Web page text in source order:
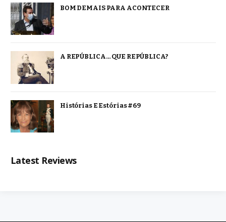
BOM DEMAIS PARA ACONTECER
A REPÚBLICA… QUE REPÚBLICA?
Histórias E Estórias #69
Latest Reviews